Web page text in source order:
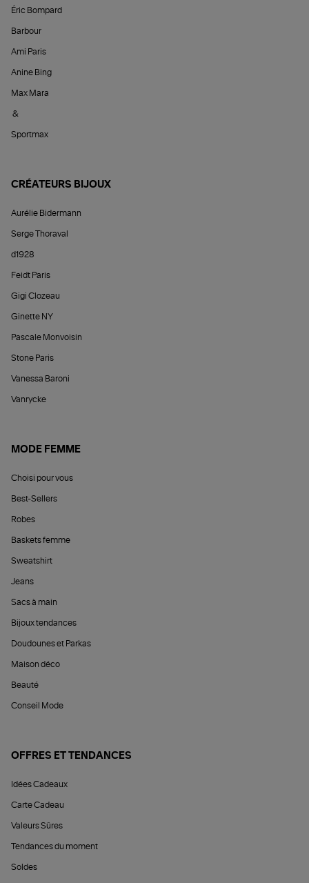
Éric Bompard
Barbour
Ami Paris
Anine Bing
Max Mara
&
Sportmax
CRÉATEURS BIJOUX
Aurélie Bidermann
Serge Thoraval
d1928
Feidt Paris
Gigi Clozeau
Ginette NY
Pascale Monvoisin
Stone Paris
Vanessa Baroni
Vanrycke
MODE FEMME
Choisi pour vous
Best-Sellers
Robes
Baskets femme
Sweatshirt
Jeans
Sacs à main
Bijoux tendances
Doudounes et Parkas
Maison déco
Beauté
Conseil Mode
OFFRES ET TENDANCES
Idées Cadeaux
Carte Cadeau
Valeurs Sûres
Tendances du moment
Soldes